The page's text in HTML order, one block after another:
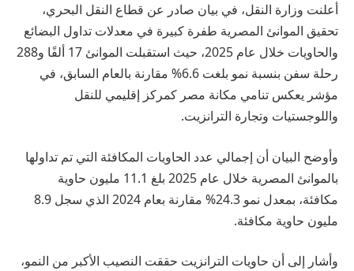
أعلنت وزارة النقل، في بيان صادر عن قطاع النقل البحري،
تحقيق الموانئ المصرية طفرة كبيرة في معدلات تداول البضائع
والحاويات خلال عام 2025، حيث استقبلت الموانئ 17 ألفًا و288
رحلة سفن بنسبة نمو بلغت 6.6% مقارنة بالعام السابق، في
مؤشر يعكس تنامي مكانة مصر كمركز إقليمي للنقل
واللوجستيات وتجارة الترانزيت.
وأوضح البيان أن إجمالي عدد الحاويات المكافئة التي تم تداولها
بالموانئ المصرية خلال عام 2025 بلغ 11.1 مليون حاوية
مكافئة، بمعدل نمو 24.3% مقارنة بعام 2024 الذي سجل 8.9
مليون حاوية مكافئة.
وأشار إلى أن حاويات الترانزيت حققت النصيب الأكبر من النمو،